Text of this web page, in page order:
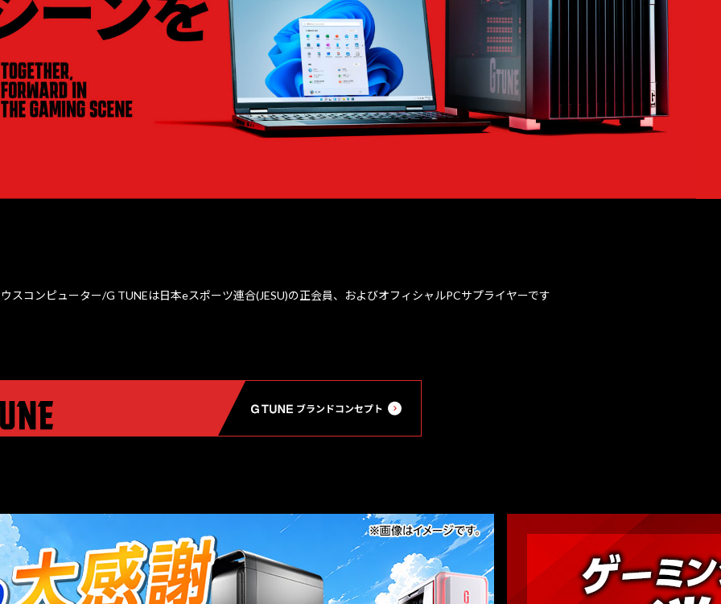
スコンピューター/G TUNEは日本eスポーツ連合(JESU)の正会員、およびオフィシャルPCサプライヤーです